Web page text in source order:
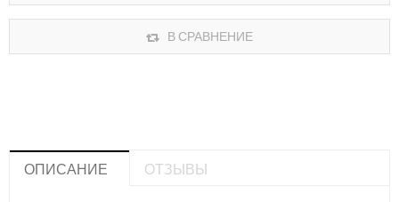
В СРАВНЕНИЕ
ОПИСАНИЕ ОТЗЫВЫ